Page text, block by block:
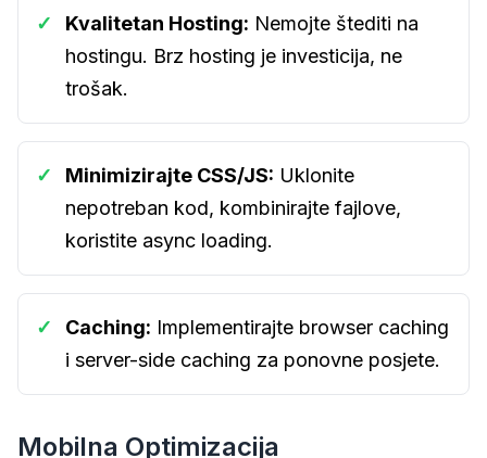
✓ Kvalitetan Hosting: Nemojte štediti na
hostingu. Brz hosting je investicija, ne
trošak.
✓ Minimizirajte CSS/JS: Uklonite
nepotreban kod, kombinirajte fajlove,
koristite async loading.
✓ Caching: Implementirajte browser caching
i server-side caching za ponovne posjete.
Mobilna Optimizacija